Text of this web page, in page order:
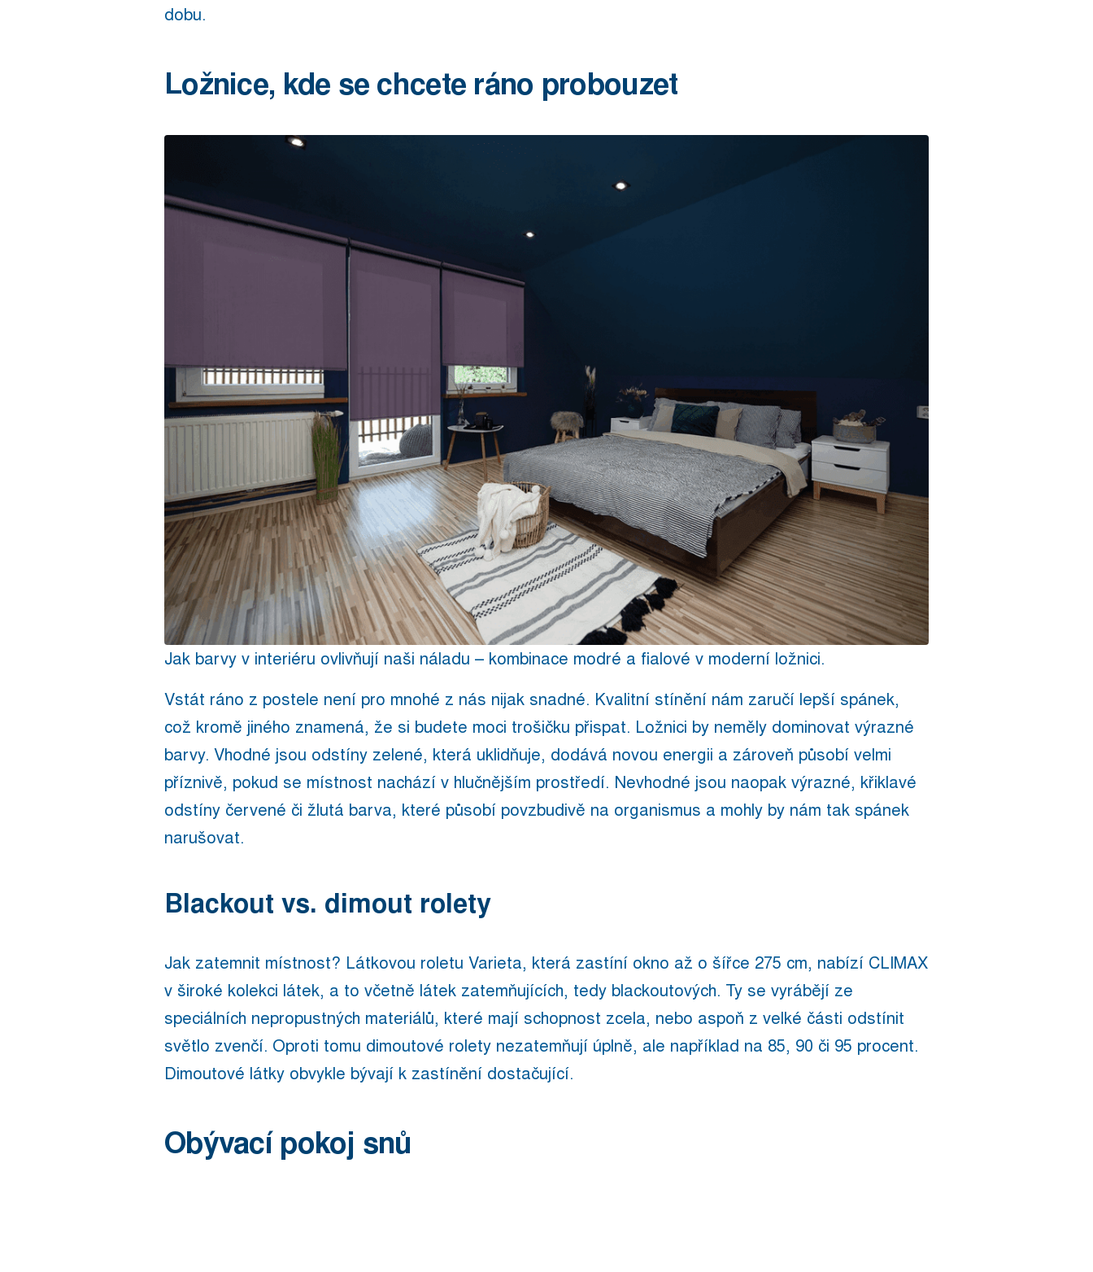
dobu.
Ložnice, kde se chcete ráno probouzet
Jak barvy v interiéru ovlivňují naši náladu – kombinace modré a fialové v moderní ložnici.
Vstát ráno z postele není pro mnohé z nás nijak snadné. Kvalitní stínění nám zaručí lepší spánek,
což kromě jiného znamená, že si budete moci trošičku přispat. Ložnici by neměly dominovat výrazné
barvy. Vhodné jsou odstíny zelené, která uklidňuje, dodává novou energii a zároveň působí velmi
příznivě, pokud se místnost nachází v hlučnějším prostředí. Nevhodné jsou naopak výrazné, křiklavé
odstíny červené či žlutá barva, které působí povzbudivě na organismus a mohly by nám tak spánek
narušovat.
Blackout vs. dimout rolety
Jak zatemnit místnost? Látkovou roletu Varieta, která zastíní okno až o šířce 275 cm, nabízí CLIMAX
v široké kolekci látek, a to včetně látek zatemňujících, tedy blackoutových. Ty se vyrábějí ze
speciálních nepropustných materiálů, které mají schopnost zcela, nebo aspoň z velké části odstínit
světlo zvenčí. Oproti tomu dimoutové rolety nezatemňují úplně, ale například na 85, 90 či 95 procent.
Dimoutové látky obvykle bývají k zastínění dostačující.
Obývací pokoj snů